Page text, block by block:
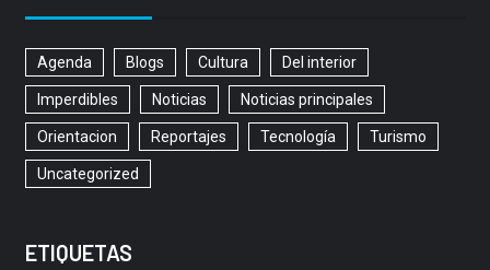
Agenda Blogs Cultura Del interior
Imperdibles Noticias Noticias principales
Orientacion Reportajes Tecnología Turismo
Uncategorized
ETIQUETAS